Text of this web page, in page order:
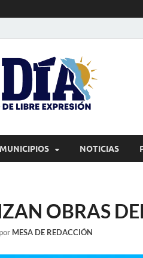
MUNICIPIOS NOTICIAS
OBRAS
por MESA DE REDACCIÓN